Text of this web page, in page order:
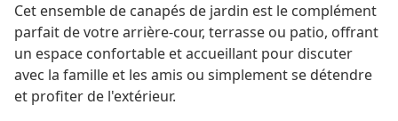
Cet ensemble de canapés de jardin est le complément
parfait de votre arrière-cour, terrasse ou patio, offrant
un espace confortable et accueillant pour discuter
avec la famille et les amis ou simplement se détendre
et profiter de l'extérieur.